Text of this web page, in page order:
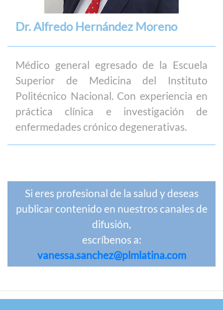
Dr. Alfredo Hernández Moreno
Médico general egresado de la Escuela
Superior de Medicina del Instituto
Politécnico Nacional. Con experiencia en
práctica clínica e investigación de
enfermedades crónico degenerativas.
Si eres profesional de la salud y deseas
publicar contenido en nuestros canales de
difusión,
escríbenos a:
vanessa.sanchez@plmlatina.com